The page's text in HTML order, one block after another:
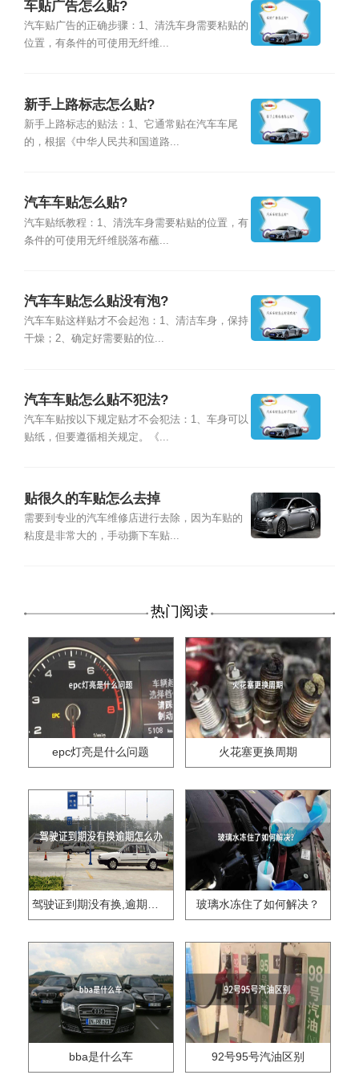
车贴广告怎么贴?
汽车贴广告的正确步骤：1、清洗车身需要粘贴的
位置，有条件的可使用无纤维...
新手上路标志怎么贴?
新手上路标志的贴法：1、它通常贴在汽车车尾
的，根据《中华人民共和国道路...
汽车车贴怎么贴?
汽车贴纸教程：1、清洗车身需要粘贴的位置，有
条件的可使用无纤维脱落布蘸...
汽车车贴怎么贴没有泡?
汽车车贴这样贴才不会起泡：1、清洁车身，保持
干燥；2、确定好需要贴的位...
汽车车贴怎么贴不犯法?
汽车车贴按以下规定贴才不会犯法：1、车身可以
贴纸，但要遵循相关规定。《...
贴很久的车贴怎么去掉
需要到专业的汽车维修店进行去除，因为车贴的
粘度是非常大的，手动撕下车贴...
热门阅读
epc灯亮是什么问题 火花塞更换周期
驾驶证到期没有换,逾期怎么办?? 玻璃水冻住了如何解决？
bba是什么车 92号95号汽油区别